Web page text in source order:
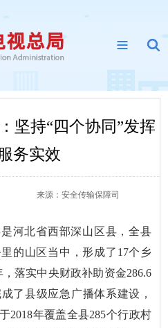
坚持“四个协同”发挥
务实效
来源： 安全传输保障司
是河北省西部深山区县，全县
的山区当中，形成了17个乡
落实中央财政补助资金286.6
了县级应急广播体系建设，
2018年覆盖全县285个行政村